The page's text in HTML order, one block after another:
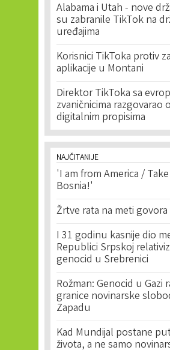
Alabama i Utah - nove
su zabranile TikTok na
uređajima
Korisnici TikToka protiv
aplikacije u Montani
Direktor TikToka sa
zvaničnicima razgovarao
digitalnim propisima
NAJČITANIJE
'I am from America /
Bosnia!'
Žrtve rata na meti govora
I 31 godinu kasnije dio
Republici Srpskoj
genocid u Srebrenici
Rožman: Genocid u Gazi
granice novinarske
Zapadu
Kad Mundijal postane
života, a ne samo